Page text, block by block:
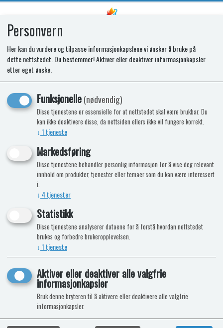
SR VEGETABLE BIN
Personvern
Her kan du vurdere og tilpasse informasjonkapslene vi ønsker å bruke på
dette nettstedet. Du bestemmer! Aktiver eller deaktiver informasjonkapsler
etter eget ønske.
Funksjonelle(nødvendig)
Disse tjenestene er essensielle for at nettstedet skal være brukbar. Du
kan ikke deaktivere disse, da nettsiden ellers ikke vil fungere korrekt.
↓ 1tjeneste
Markedsføring
Disse tjenestene behandler personlig informasjon for å vise deg relevant
innhold om produkter, tjenester eller temaer som du kan være interessert
i.
↓ 4tjenester
Statistikk
Disse tjenestene analyserer dataene for å forstå hvordan nettstedet
brukes og forbedre brukeropplevelsen.
↓ 1tjeneste
Aktiver eller deaktiver alle valgfrie
informasjonkapsler
Bruk denne bryteren til å aktivere eller deaktivere alle valgfrie
informasjonkapsler.